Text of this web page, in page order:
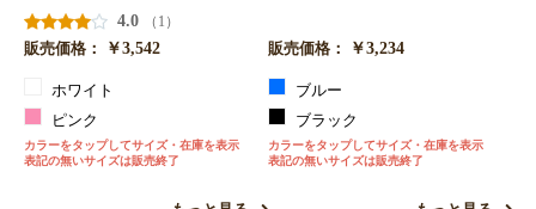
4.0
（1）
販売価格：
￥3,542
ホワイト
ピンク
カラーをタップしてサイズ・在庫を表示
表記の無いサイズは販売終了
販売価格： ￥3,234
ブルー
ブラック
カラーをタップしてサイズ・在庫を表示
表記の無いサイズは販売終了